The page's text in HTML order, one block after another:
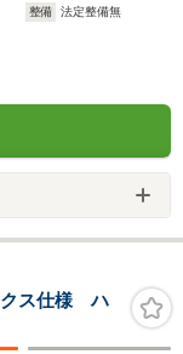
整備
法定整備無